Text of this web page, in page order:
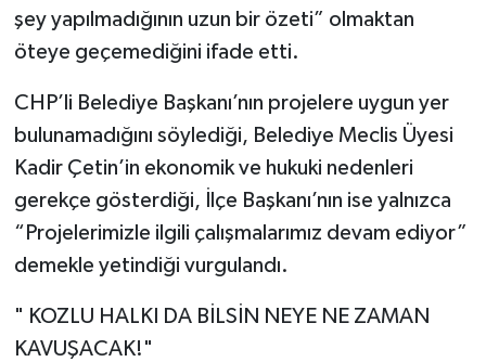
şey yapılmadığının uzun bir özeti” olmaktan
öteye geçemediğini ifade etti.
CHP’li Belediye Başkanı’nın projelere uygun yer
bulunamadığını söylediği, Belediye Meclis Üyesi
Kadir Çetin’in ekonomik ve hukuki nedenleri
gerekçe gösterdiği, İlçe Başkanı’nın ise yalnızca
“Projelerimizle ilgili çalışmalarımız devam ediyor”
demekle yetindiği vurgulandı.
" KOZLU HALKI DA BİLSİN NEYE NE ZAMAN
KAVUŞACAK!"